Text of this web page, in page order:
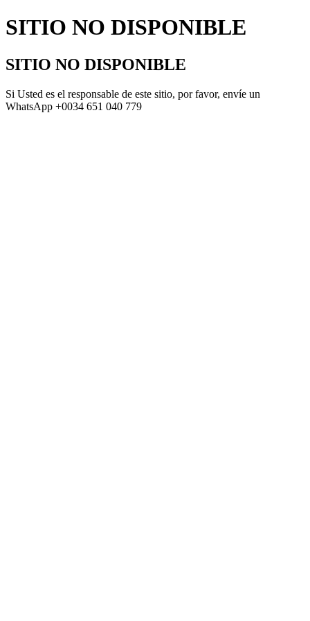
SITIO NO DISPONIBLE
SITIO NO DISPONIBLE
Si Usted es el responsable de este sitio, por favor, envíe un
WhatsApp +0034 651 040 779